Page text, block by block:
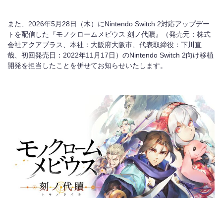
また、 2026年5月28日（木）にNintendo Switch 2対応アップデー
トを配信した『モノクロームメビウス 刻ノ代贖』（発売元：株式
会社アクアプラス、本社：大阪府大阪市、代表取締役：下川直
哉、初回発売日： 2022年11月 17日）のNintendo Switch 2向け移植
開発を担当したことを併せてお知らせいたします。